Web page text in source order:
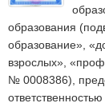
образования
образование»,
взрослых»,
№ 0008386),